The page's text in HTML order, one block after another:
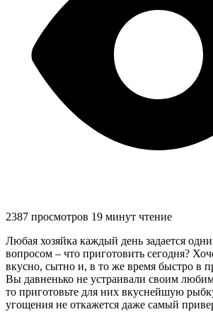
2387 просмотров 19 минут чтение
Любая хозяйка каждый день задается
вопросом – что приготовить сегодня?
вкусно, сытно и, в то же время быстро в
Вы давненько не устраивали своим
то приготовьте для них вкуснейшую
угощения не откажется даже самый